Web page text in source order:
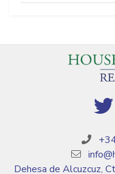
Dehesa de Alcuzcuz,